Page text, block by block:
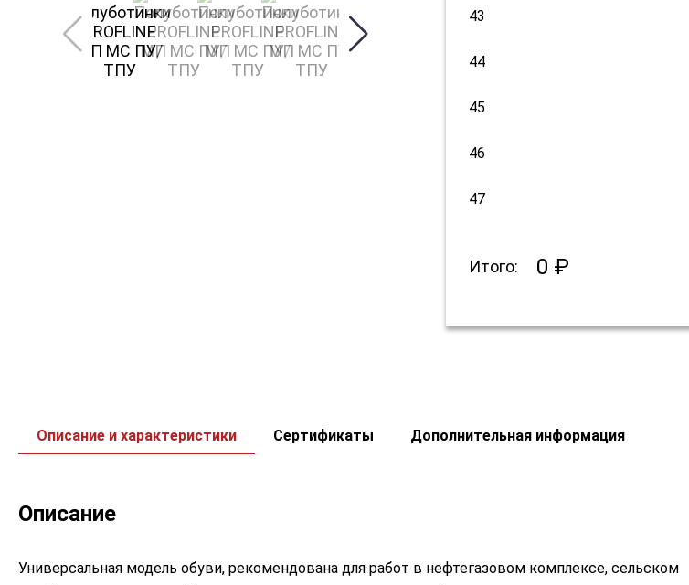
43
44
45
46
47
Итого: 0 ₽
Описание и характеристики Сертификаты Дополнительная информация
Описание
Универсальная модель обуви, рекомендована для работ в нефтегазовом комплексе, сельском